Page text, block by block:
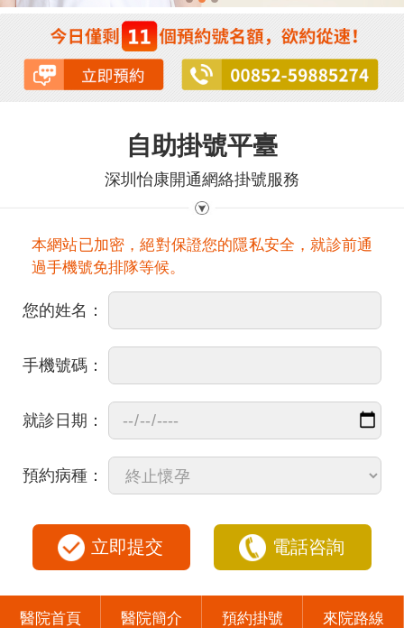
自助掛號平臺
深圳怡康開通網絡掛號服務
本網站已加密，絕對保證您的隱私安全，就診前通
過手機號免排隊等候。
您的姓名：
手機號碼：
就診日期：
預約病種：
立即提交 電話咨詢
醫院首頁 醫院簡介 預約掛號 來院路線